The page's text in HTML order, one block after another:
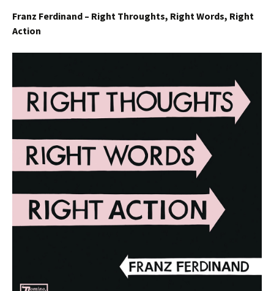
Franz Ferdinand – Right Throughts, Right Words, Right
Action